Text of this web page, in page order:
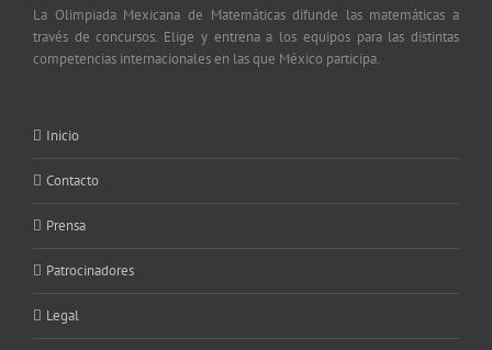
La Olimpiada Mexicana de Matemáticas difunde las matemáticas a
través de concursos. Elige y entrena a los equipos para las distintas
competencias internacionales en las que México participa.
Inicio
Contacto
Prensa
Patrocinadores
Legal